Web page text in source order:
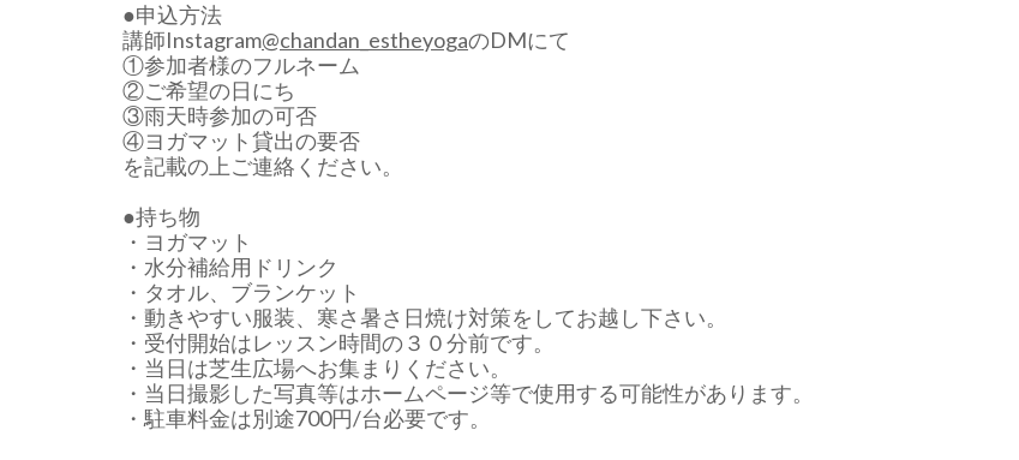
●申込方法
講師Instagram@chandan_estheyogaのDMにて
①参加者様のフルネーム
②ご希望の日にち
③雨天時参加の可否
④ヨガマット貸出の要否
を記載の上ご連絡ください。
●持ち物
・ヨガマット
・水分補給用ドリンク
・タオル、ブランケット
・動きやすい服装、寒さ暑さ日焼け対策をしてお越し下さい。
・受付開始はレッスン時間の３０分前です。
・当日は芝生広場へお集まりください。
・当日撮影した写真等はホームページ等で使用する可能性があります。
・駐車料金は別途700円/台必要です。